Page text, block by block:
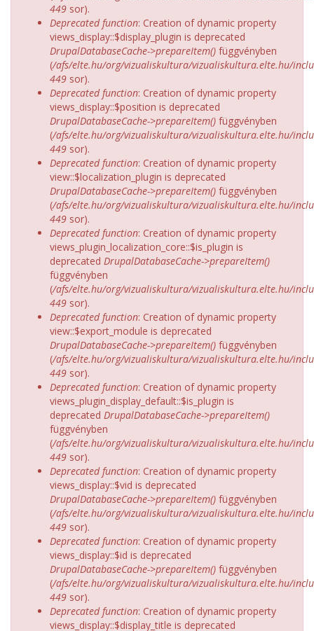
449 sor).
Deprecated function: Creation of dynamic property
views_display::$display_plugin is deprecated
DrupalDatabaseCache->prepareItem() függvényben
(/afs/elte.hu/org/vizualiskultura/vizualiskultura.elte.hu/
449 sor).
Deprecated function: Creation of dynamic property
views_display::$position is deprecated
DrupalDatabaseCache->prepareItem() függvényben
(/afs/elte.hu/org/vizualiskultura/vizualiskultura.elte.hu/
449 sor).
Deprecated function: Creation of dynamic property
view::$localization_plugin is deprecated
DrupalDatabaseCache->prepareItem() függvényben
(/afs/elte.hu/org/vizualiskultura/vizualiskultura.elte.hu/
449 sor).
Deprecated function: Creation of dynamic property
views_plugin_localization_core::$is_plugin is
deprecated DrupalDatabaseCache->prepareItem()
függvényben
(/afs/elte.hu/org/vizualiskultura/vizualiskultura.elte.hu/
449 sor).
Deprecated function: Creation of dynamic property
view::$export_module is deprecated
DrupalDatabaseCache->prepareItem() függvényben
(/afs/elte.hu/org/vizualiskultura/vizualiskultura.elte.hu/
449 sor).
Deprecated function: Creation of dynamic property
views_plugin_display_default::$is_plugin is
deprecated DrupalDatabaseCache->prepareItem()
függvényben
(/afs/elte.hu/org/vizualiskultura/vizualiskultura.elte.hu/
449 sor).
Deprecated function: Creation of dynamic property
views_display::$vid is deprecated
DrupalDatabaseCache->prepareItem() függvényben
(/afs/elte.hu/org/vizualiskultura/vizualiskultura.elte.hu/
449 sor).
Deprecated function: Creation of dynamic property
views_display::$id is deprecated
DrupalDatabaseCache->prepareItem() függvényben
(/afs/elte.hu/org/vizualiskultura/vizualiskultura.elte.hu/
449 sor).
Deprecated function: Creation of dynamic property
views_display::$display_title is deprecated